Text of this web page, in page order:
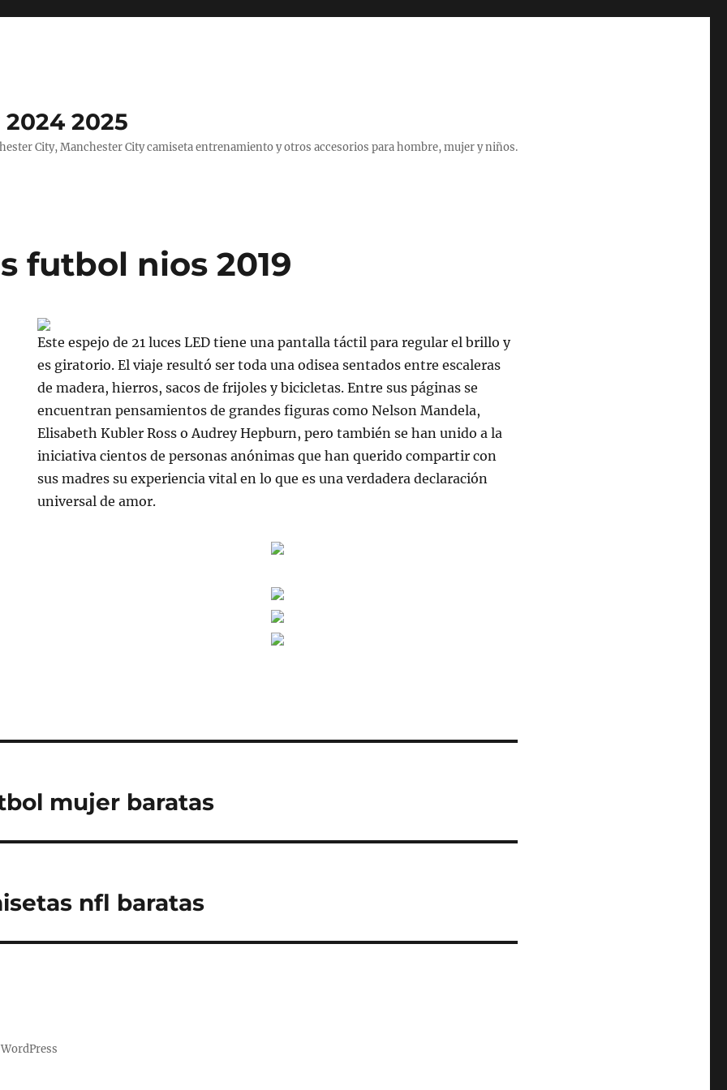
2025
City, Manchester City camiseta entrenamiento y otros accesorios para hombre, mujer y niños.
futbol nios 2019
Este espejo de 21 luces LED tiene una pantalla táctil para regular el brillo y
es giratorio. El viaje resultó ser toda una odisea sentados entre escaleras
de madera, hierros, sacos de frijoles y bicicletas. Entre sus páginas se
encuentran pensamientos de grandes figuras como Nelson Mandela,
Elisabeth Kubler Ross o Audrey Hepburn, pero también se han unido a la
iniciativa cientos de personas anónimas que han querido compartir con
sus madres su experiencia vital en lo que es una verdadera declaración
universal de amor.
mujer baratas
nfl baratas